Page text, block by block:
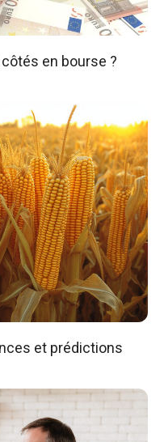
en bourse ?
et prédictions